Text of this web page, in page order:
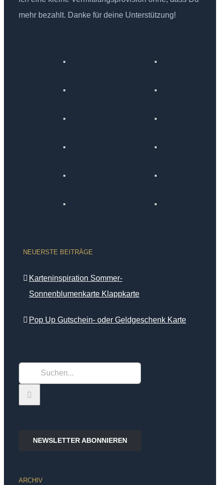
mehr bezahlt. Danke für deine Unterstützung!
NEUERSTE BEITRÄGE
Karteninspiration Sommer-
Sonnenblumenkarte Klappkarte
Pop Up Gutschein- oder Geldgeschenk Karte
nach:
NEWSLETTER ABONNIEREN
ARCHIV